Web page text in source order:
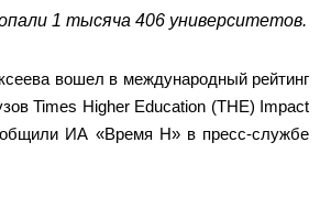
1 тысяча 406 университетов.
вошел в международный рейтинг
Times Higher Education (THE) Impact
ИА «Время Н» в пресс-службе